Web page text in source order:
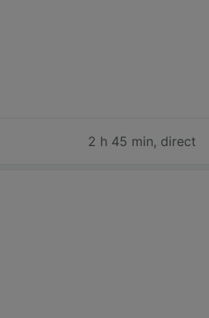
2 h 45 min, direct